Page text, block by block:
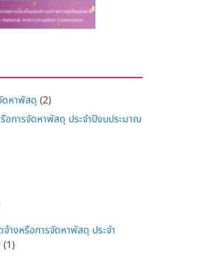
ดหาพัสดุ (2)
อการจัดหาพัสดุ ประจำปีงบประมาณ
างหรือการจัดหาพัสดุ ประจำ
(1)